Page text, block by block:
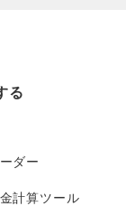
る
ダー
計算ツール